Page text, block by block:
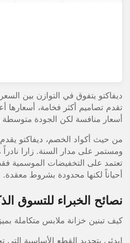
ديفاكتو يتفوق في التوازن بين السعر
أسعار منافسة لكن الجودة متوسطة
من حيث أكواد الخصم، ديفاكتو
ومستمر على مدار السنة. زارا نادراً
أحياناً لكنها محدودة بشروط معقدة.
نصائح الخبراء للتسوق
كيف تبنين خزانة ملابس متكاملة
ابدئي بتحديد القطع الأساسية التي